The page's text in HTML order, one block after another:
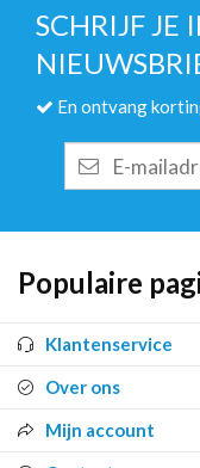
SCHRIJF JE
En ontvang
mailadres
Populaire
Klantenservice
Over ons
Mijn account